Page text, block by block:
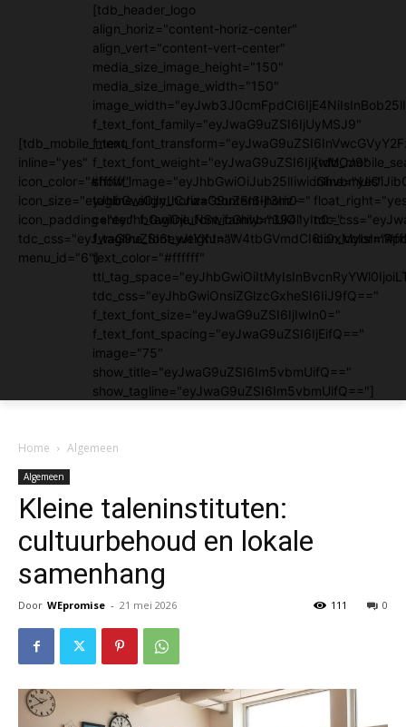
[tdb_mobile_menu
inline="yes"
icon_color="#ffffff"
icon_size="eyJhbGwiOjIyLCJwaG9uZSI6IjI3In0="
icon_padding="eyJhbGwiOjIuNSwicGhvbmUiOiIyIn0="
menu_id="6"]
[tdb_header_logo
align_horiz="content-horiz-center"
align_vert="content-vert-center"
media_size_image_height="150"
media_size_image_width="150"
f_text_font_family="eyJwaG9uZSI6IjUyMSJ9"
f_text_font_weight="eyJwaG9uZSI6IjkwMCJ9"
tagline_align_horiz="content-horiz-
center" f_tagline_font_family="394"
f_tagline_font_weight=""
text_color="#ffffff"
tdc_css="eyJhbGwiOnsiZGlzcGxheSI6IiJ9fQ=="
f_text_font_size="eyJwaG9uZSI6IjIwIn0="
f_text_font_spacing="eyJwaG9uZSI6IjEifQ=="
image="75"
show_title="eyJwaG9uZSI6Im5vbmUifQ=="
show_tagline="eyJwaG9uZSI6Im5vbmUifQ=="]
inline="yes"
Home Algemeen
Algemeen
Kleine taleninstituten:
cultuurbehoud en lokale
samenhang
Door WEpromise - 21 mei 2026 0
111